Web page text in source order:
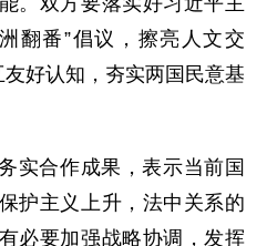
翻番”倡议，擦亮人文交
友好认知，夯实两国民意基
实合作成果，表示当前国
护主义上升，法中关系的
必要加强战略协调，发挥